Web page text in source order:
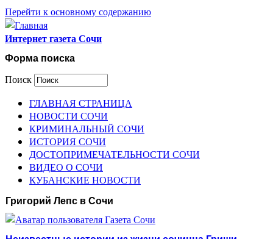
Перейти к основному содержанию
Интернет газета Сочи
Форма поиска
Поиск
ГЛАВНАЯ СТРАНИЦА
НОВОСТИ СОЧИ
КРИМИНАЛЬНЫЙ СОЧИ
ИСТОРИЯ СОЧИ
ДОСТОПРИМЕЧАТЕЛЬНОСТИ СОЧИ
ВИДЕО О СОЧИ
КУБАНСКИЕ НОВОСТИ
Григорий Лепс в Сочи